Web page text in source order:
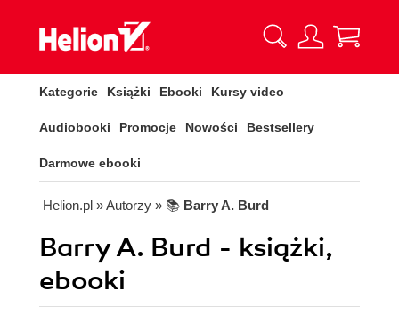
Kategorie Książki Ebooki Kursy video
Audiobooki Promocje Nowości Bestsellery
Darmowe ebooki
Helion.pl » Autorzy » 📚 Barry A. Burd
Barry A. Burd - książki,
ebooki